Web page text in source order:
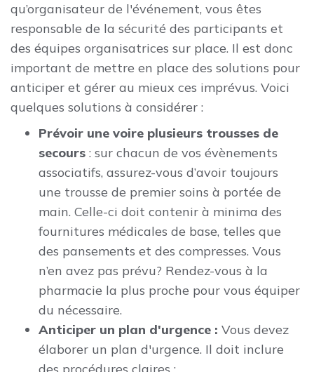
qu’organisateur de l'événement, vous êtes
responsable de la sécurité des participants et
des équipes organisatrices sur place. Il est donc
important de mettre en place des solutions pour
anticiper et gérer au mieux ces imprévus. Voici
quelques solutions à considérer :
Prévoir une voire plusieurs trousses de
secours : sur chacun de vos évènements
associatifs, assurez-vous d’avoir toujours
une trousse de premier soins à portée de
main. Celle-ci doit contenir à minima des
fournitures médicales de base, telles que
des pansements et des compresses. Vous
n’en avez pas prévu? Rendez-vous à la
pharmacie la plus proche pour vous équiper
du nécessaire.
Anticiper un plan d'urgence : Vous devez
élaborer un plan d'urgence. Il doit inclure